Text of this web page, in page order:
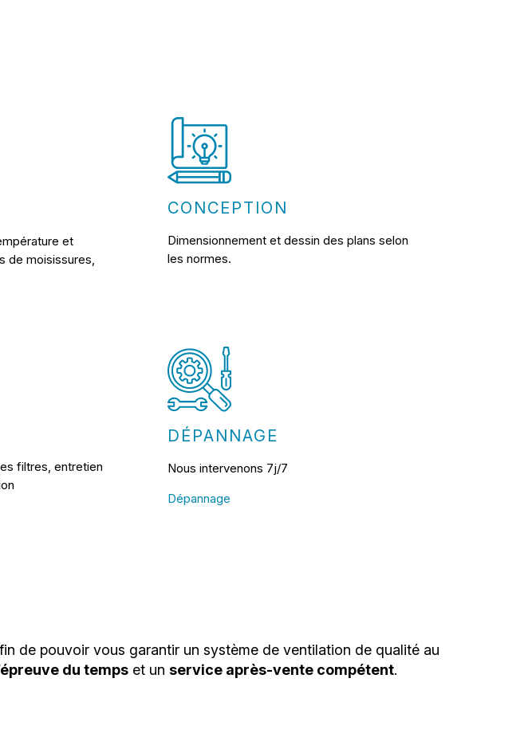
et
de moisissures,
CONCEPTION
Dimensionnement et dessin des plans selon
les normes.
filtres, entretien
DÉPANNAGE
Nous intervenons 7j/7
Dépannage
de pouvoir vous garantir un système de ventilation de qualité au
du temps et un service après-vente compétent.